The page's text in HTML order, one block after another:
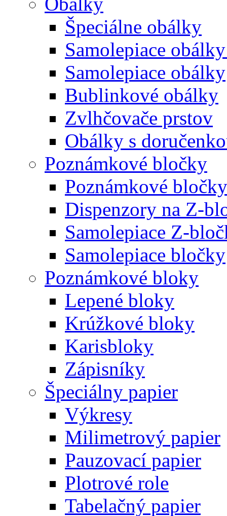
Špeciálne obálky
Samolepiace
Samolepiace obálky
Bublinkové obálky
Zvlhčovače prstov
Obálky s
Poznámkové bločky
Poznámkové
Dispenzory na Z-
Samolepiace Z-
Samolepiace bločky
Poznámkové bloky
Lepené bloky
Krúžkové bloky
Karisbloky
Zápisníky
Špeciálny papier
Výkresy
Milimetrový papier
Pauzovací papier
Plotrové role
Tabelačný papier